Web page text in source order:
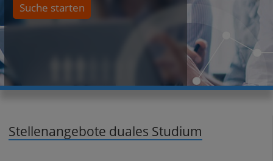
Suche starten
Stellenangebote duales Studium